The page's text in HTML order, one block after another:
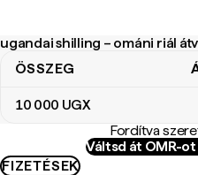
ugandai shilling – ománi riál
ugandai shilling – ománi riál
ÖSSZEG
10 000 UGX
Fordítva
Váltsd át OMR-
FIZETÉSEK